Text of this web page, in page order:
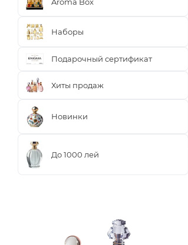
Наборы
Подарочный сертификат
Хиты продаж
Новинки
До 1000 лей